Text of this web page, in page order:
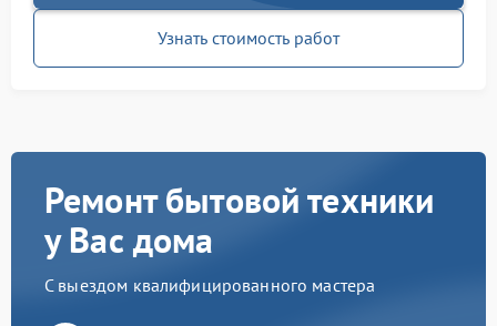
Узнать стоимость работ
Ремонт бытовой техники
у Вас дома
С выездом квалифицированного мастера